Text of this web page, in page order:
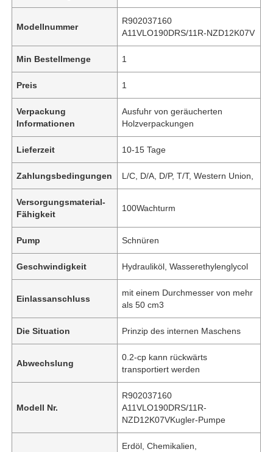
Modellnummer
R902037160
A11VLO190DRS/11R-NZD12K07V
Min Bestellmenge 1
Preis 1
Verpackung
Informationen
Ausfuhr von geräucherten
Holzverpackungen
Lieferzeit 10-15 Tage
Zahlungsbedingungen L/C, D/A, D/P, T/T, Western Union,
Versorgungsmaterial-
Fähigkeit
100Wachturm
Pump Schnüren
Geschwindigkeit Hydrauliköl, Wasserethylenglycol
Einlassanschluss
mit einem Durchmesser von mehr
als 50 cm3
Die Situation Prinzip des internen Maschens
Abwechslung
0.2-cp kann rückwärts
transportiert werden
Modell Nr.
R902037160
A11VLO190DRS/11R-
NZD12K07VKugler-Pumpe
Erdöl, Chemikalien,